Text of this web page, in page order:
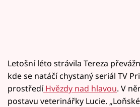
Letošní léto strávila Tereza
kde se natáčí chystaný seriál TV
prostředíHvězdy nad hlavou. V
postavu veterinářky Lucie.